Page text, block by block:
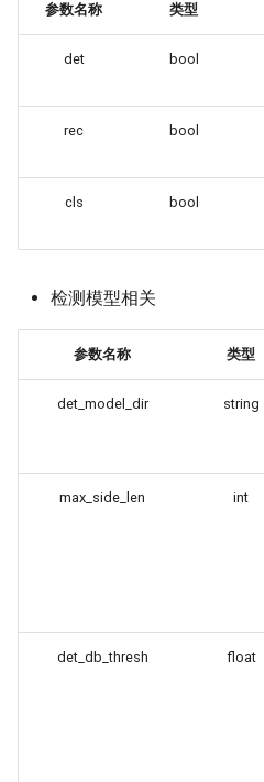
参数名称 类型
det bool
rec bool
cls bool
检测模型相关
参数名称 类型
det_model_dir string
max_side_len int
det_db_thresh float